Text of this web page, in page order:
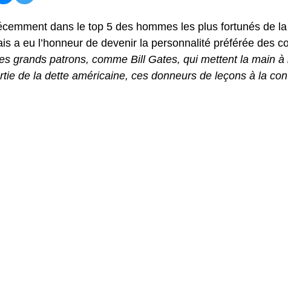
dans le top 5 des hommes les plus fortunés de
a eu l’honneur de devenir la personnalité préférée des
grands patrons, comme Bill Gates, qui mettent la main
de la dette américaine, ces donneurs de leçons à la